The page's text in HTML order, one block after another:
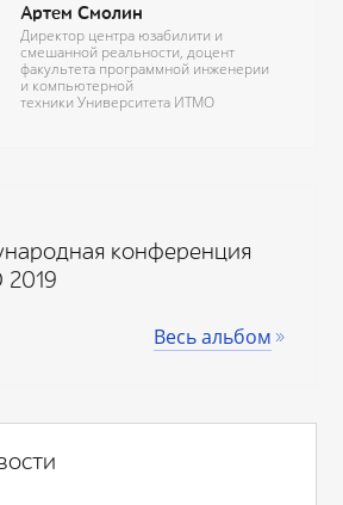
Артем Смолин
Директор центра юзабилити и
смешанной реальности, доцент
факультета программной инженерии
и компьютерной
техники Университета ИТМО
конференция
2019
Весь альбом